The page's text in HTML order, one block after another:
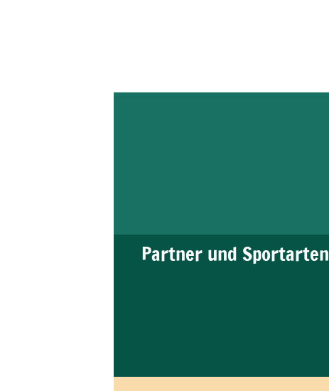
Partner und Sportarten